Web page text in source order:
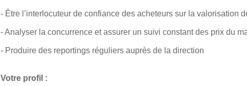
- Être l’interlocuteur de confiance des acheteurs sur la valorisation
- Analyser la concurrence et assurer un suivi constant des prix du
- Produire des reportings réguliers auprès de la direction
Votre profil :